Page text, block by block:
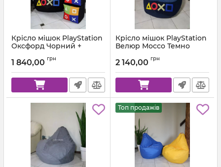
Крісло мішок PlayStation
Оксфорд Чорний +
Артикул: km-ps-ox-001-162-xl
1 840,00 грн
Крісло мішок PlayStation
Велюр Mocco Темно
Артикул: km-ps-mocco-88-84-xl
2 140,00 грн
Топ продажів